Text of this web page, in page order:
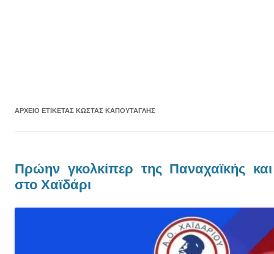
ΑΡΧΕΊΟ ΕΤΙΚΈΤΑΣ ΚΏΣΤΑΣ ΚΑΠΟΎΤΑΓΛΗΣ
Πρώην γκολκίπερ της Παναχαϊκής
στο Χαϊδάρι